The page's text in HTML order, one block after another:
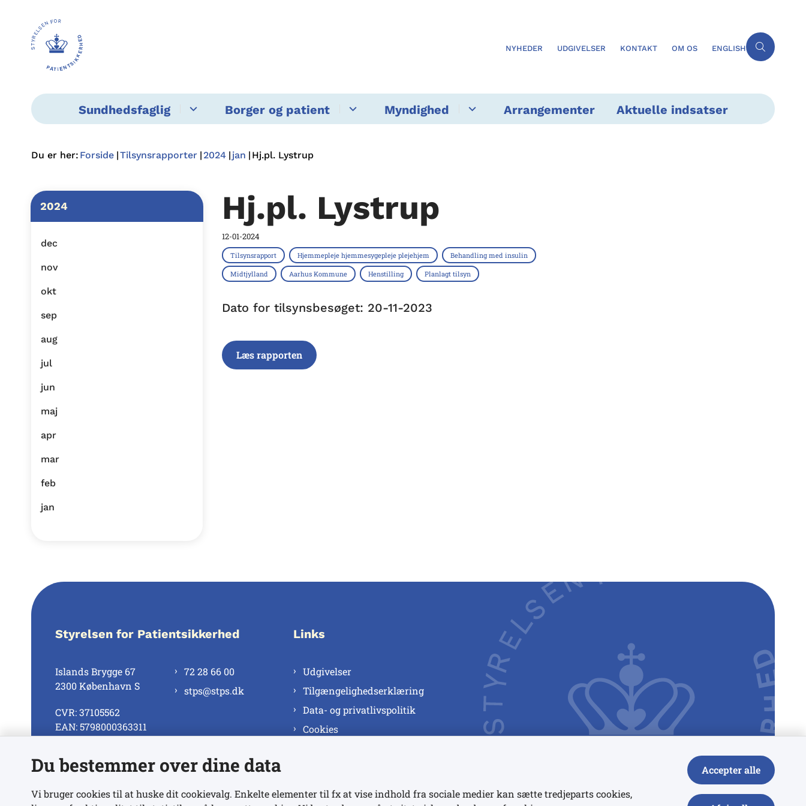
NYHEDER UDGIVELSER KONTAKT OM OS ENGLISH
Sundhedsfaglig Borger og patient Myndighed Arrangementer Aktuelle indsatser
Du er her: Forside Tilsynsrapporter 2024 jan Hj.pl. Lystrup
2024
dec
nov
okt
sep
aug
jul
jun
maj
apr
mar
feb
jan
Hj.pl. Lystrup
12-01-2024
Tilsynsrapport Hjemmepleje hjemmesygepleje plejehjem Behandling med insulin
Midtjylland Aarhus Kommune Henstilling Planlagt tilsyn
Dato for tilsynsbesøget: 20-11-2023
Læs rapporten
Styrelsen for Patientsikkerhed
Islands Brygge 67
2300 København S
CVR: 37105562
EAN: 5798000363311
72 28 66 00
stps@stps.dk
Se alle kontaktnumre
Links
Udgivelser
Tilgængelighedserklæring
Data- og privatlivspolitik
Cookies
Du bestemmer over dine data
Vi bruger cookies til at huske dit cookievalg. Enkelte elementer til fx at vise indhold fra sociale medier kan sætte tredjeparts cookies,
Accepter alle